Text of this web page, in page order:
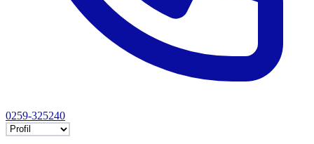
0259-325240
Selectează tab